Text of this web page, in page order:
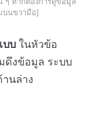
บนขวามือ]
บบ ในหัวข้อ
ดึงข้อมูล ระบบ
นล่าง